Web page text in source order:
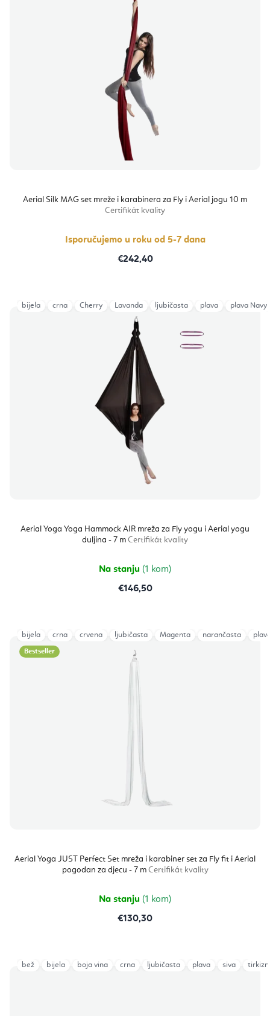
Aerial Silk MAG set mreže i karabinera za Fly i Aerial jogu 10 m
Certifikát kvality
Isporučujemo u roku od 5-7 dana
€242,40
Aerial Yoga Yoga Hammock AIR mreža za Fly yogu i Aerial yogu
duljina - 7 m Certifikát kvality
Na stanju (1 kom)
€146,50
bijela crna Cherry Lavanda ljubičasta plava plava Navy
Bestseller
Aerial Yoga JUST Perfect Set mreža i karabiner set za Fly fit i Aerial
pogodan za djecu - 7 m Certifikát kvality
Na stanju (1 kom)
€130,30
bijela crna crvena ljubičasta Magenta narančasta
bež bijela boja vina crna ljubičasta plava siva